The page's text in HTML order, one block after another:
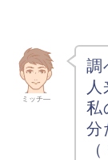
ミッチ―
調
人
私
分